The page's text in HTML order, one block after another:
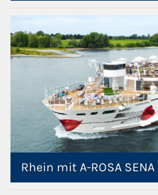
Rhein mit A-ROSA SENA